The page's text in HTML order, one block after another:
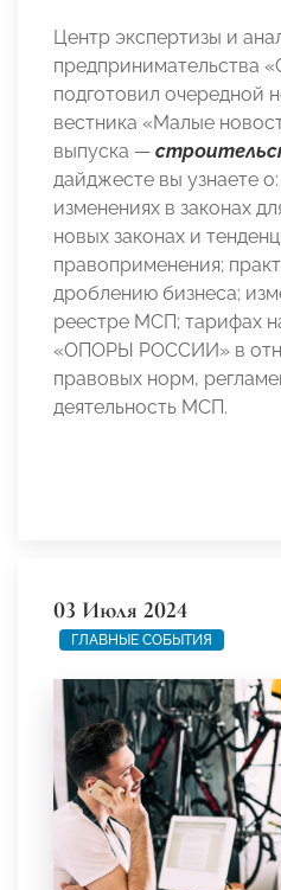
Центр экспертизы и
подготовил очередной
вестника «Малые
выпуска —
дайджесте вы узнаете
изменениях в законах
новых законах и
правоприменения;
дроблению бизнеса;
реестре МСП; тарифах
«ОПОРЫ РОССИИ» в
правовых норм,
деятельность МСП.
03 Июля 2024
ГЛАВНЫЕ СОБЫТИЯ